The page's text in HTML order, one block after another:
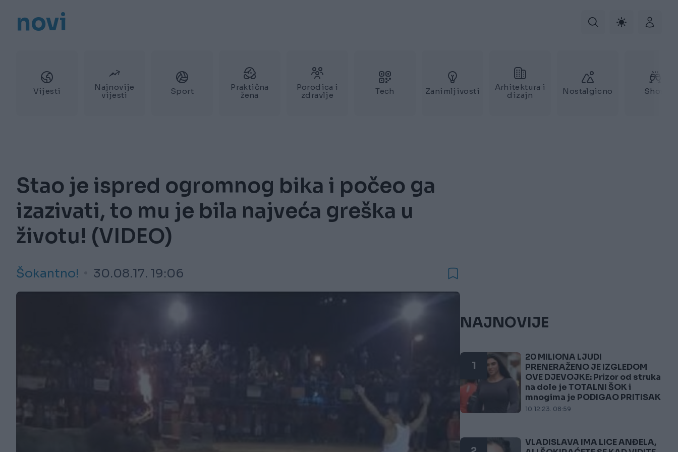
novi
Vijesti
Najnovije
vijesti
Sport
Praktična
žena
Porodica i
zdravlje
Tech Zanimljivosti
Arhitektura i
dizajn
Nostalgicno Show
Stao je ispred ogromnog bika i počeo ga
izazivati, to mu je bila najveća greška u
životu! (VIDEO)
Šokantno! 30.08.17. 19:06
NAJNOVIJE
1
20 MILIONA LJUDI
PRENERAŽENO JE IZGLEDOM
OVE DJEVOJKE: Prizor od struka
na dole je TOTALNI ŠOK i
mnogima je PODIGAO PRITISAK
10.12.23. 08:59
VLADISLAVA IMA LICE ANĐELA,